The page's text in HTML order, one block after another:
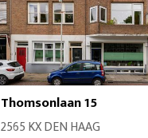
Thomsonlaan 15
2565 KX DEN HAAG